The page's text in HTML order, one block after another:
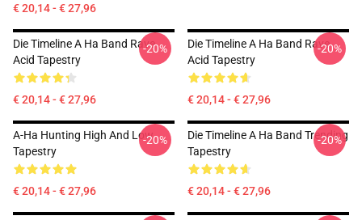
€ 20,14 - € 27,96
Die Timeline A Ha Band Rave
Acid Tapestry
€ 20,14 - € 27,96
-20%
Die Timeline A Ha Band Rave
Acid Tapestry
€ 20,14 - € 27,96
-20%
A-Ha Hunting High And Low
Tapestry
€ 20,14 - € 27,96
-20%
Die Timeline A Ha Band Trending
Tapestry
€ 20,14 - € 27,96
-20%